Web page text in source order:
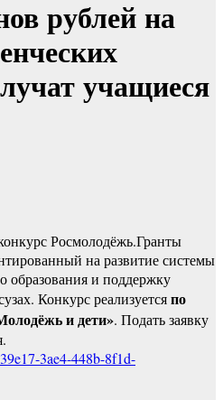
рублей на
учащиеся
Росмолодёжь.Гранты
на развитие системы
образования и поддержку
Конкурс реализуетсяпо
и дети». Подать заявку
3ae4-448b-8f1d-